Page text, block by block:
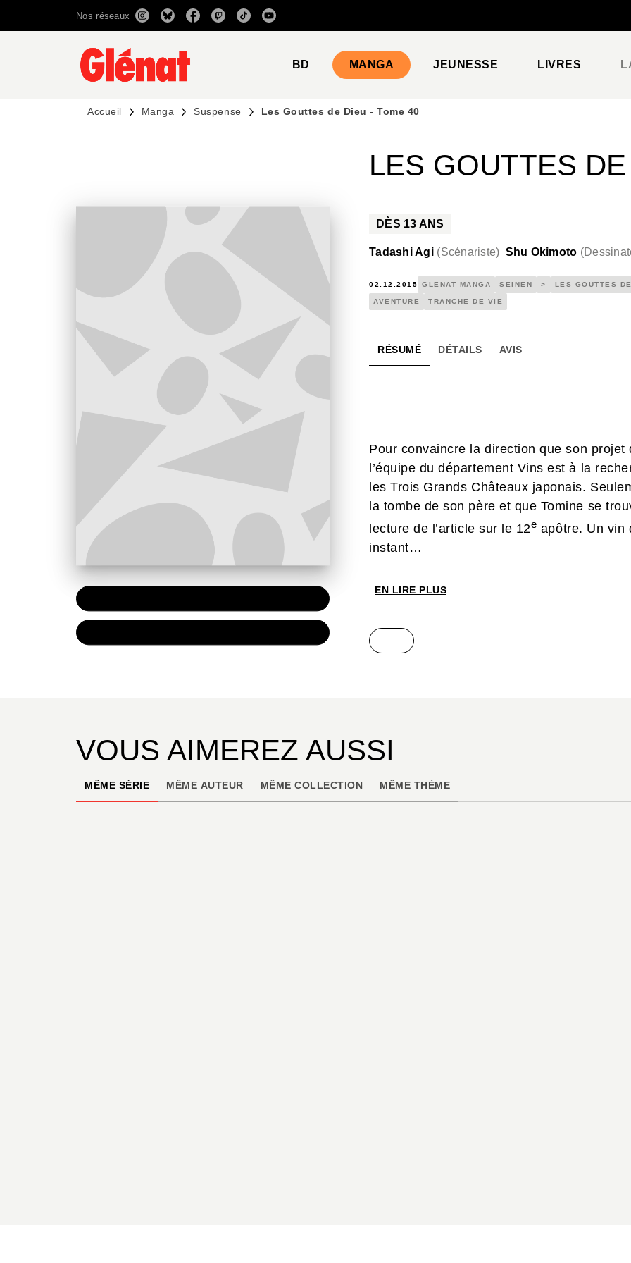
RECHERCHE CONTENU
Nos réseaux
BD MANGA JEUNESSE LIVRES
Accueil Manga Suspense Les Gouttes de Dieu - Tome 40
LES GOUTTES
DÈS 13 ANS
Tadashi Agi (Scénariste) Shu Okimoto (
02.12.2015 GLÉNAT MANGA SEINEN > LES GOUTTES
AVENTURE TRANCHE DE VIE
RÉSUMÉ DÉTAILS AVIS
Pour convaincre la direction que son projet
l’équipe du département Vins est à la
les Trois Grands Châteaux japonais.
la tombe de son père et que Tomine se
lecture de l’article sur le 12e apôtre. Un vin
instant…
EN LIRE PLUS
VOUS AIMEREZ AUSSI
MÊME SÉRIE MÊME AUTEUR MÊME COLLECTION MÊME THÈME